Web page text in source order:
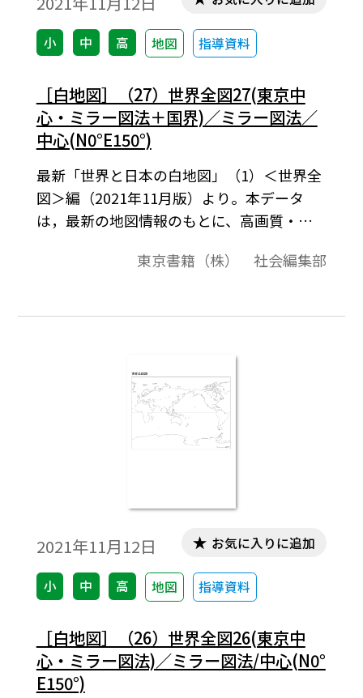
小 中 高 地図 指導資料
［白地図］（27）世界全図27(東京中
心・ミラー図法＋国界)／ミラー図法／
中心(N0°E150°)
最新「世界と日本の白地図」（1）＜世界全
図＞編（2021年11月版）より。本データ
は，最新の地図情報のもとに、高画質・高
ワークシート作成などで，自由に加工・編
東京書籍（株） 社会編集部
2021年11月12日
小 中 高 地図 指導資料
お気に入りに追加
［白地図］（26）世界全図26(東京中
心・ミラー図法)／ミラー図法/中心(N0°
E150°)